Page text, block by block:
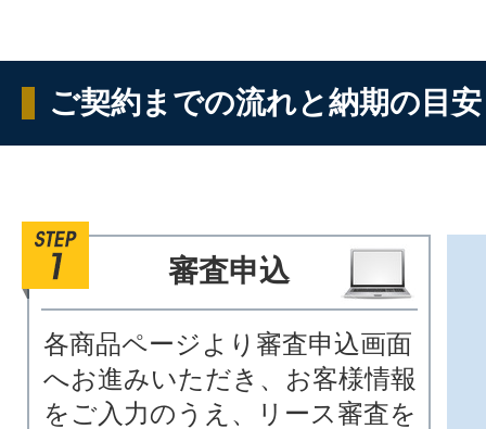
ご契約までの流れと納期の目安
審査申込
各商品ページより審査申込画面
へお進みいただき、お客様情報
をご入力のうえ、リース審査を